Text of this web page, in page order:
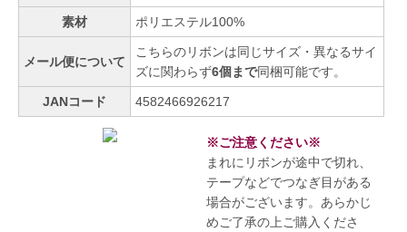
素材 ポリエステル100%
メール便について
こちらのリボンは同じサイズ・異なるサイ
ズに関わらず6個まで同梱可能です。
JANコード 4582466926217
※ご注意ください※
まれにリボンが途中で切れ、
テープなどでつなぎ目がある
場合がございます。あらかじ
めご了承の上ご購入くださ